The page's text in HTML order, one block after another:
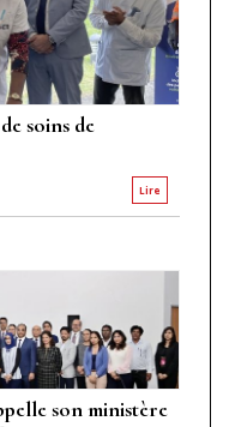
soins de
Lire
son ministère